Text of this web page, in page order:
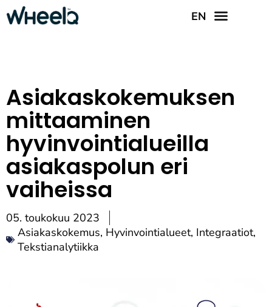
EN
Asiakaskokemuksen
mittaaminen
hyvinvointialueilla
asiakaspolun eri
vaiheissa
05. toukokuu 2023
Asiakaskokemus, Hyvinvointialueet, Integraatiot,
Tekstianalytiikka